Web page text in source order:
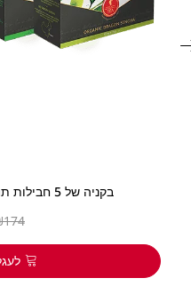
בקניה של 5 חבילות תה מקבלים קופון עם 15%
₪174
לעגלת